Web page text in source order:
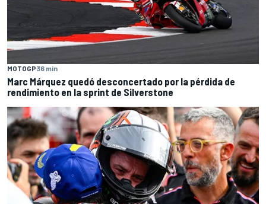
MOTOGP36 min
Marc Márquez quedó desconcertado por la pérdida de
rendimiento en la sprint de Silverstone